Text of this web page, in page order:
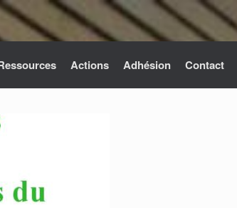
Actions Adhésion Contact